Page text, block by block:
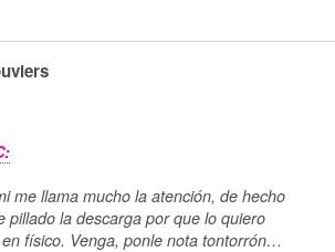
me llama mucho la atención, de hecho
pillado la descarga por que lo quiero
físico. Venga, ponle nota tontorrón…